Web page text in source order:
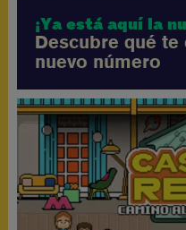
Descubre qué te
nuevo número